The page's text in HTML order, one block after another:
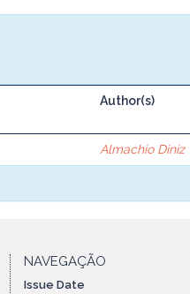
Author(s)
Almachio Diniz
NAVEGAÇÃO
Issue Date